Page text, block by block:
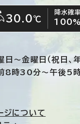
の天気
30.0℃
降水確
100%
日～金曜日 （祝日、
8時30分～午後5
ジについて